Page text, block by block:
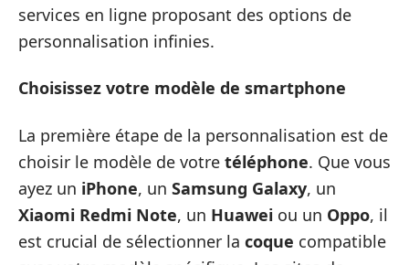
services en ligne proposant des options de
personnalisation infinies.
Choisissez votre modèle de smartphone
La première étape de la personnalisation est de
choisir le modèle de votre téléphone. Que vous
ayez un iPhone, un Samsung Galaxy, un
Xiaomi Redmi Note, un Huawei ou un Oppo, il
est crucial de sélectionner la coque compatible